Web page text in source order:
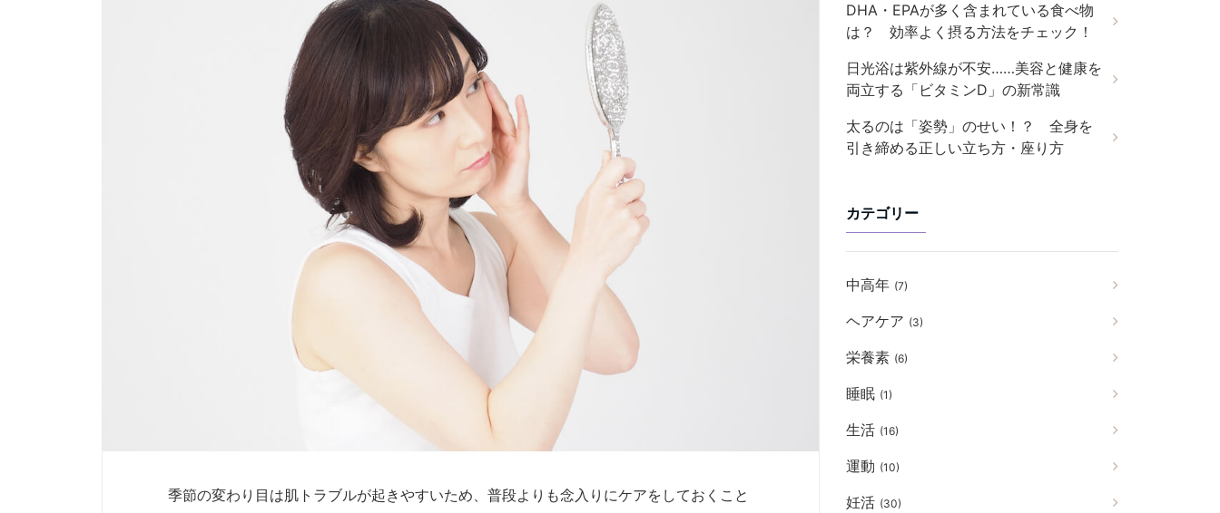
季節の変わり目は肌トラブルが起きやすいため、普段よりも念入りにケアをしておくこと
DHA・EPAが多く含まれている食べ物
は？ 効率よく摂る方法をチェック！
日光浴は紫外線が不安……美容と健康を
両立する「ビタミンD」の新常識
太るのは「姿勢」のせい！？ 全身を
引き締める正しい立ち方・座り方
カテゴリー
中高年 (7)
ヘアケア (3)
栄養素 (6)
睡眠 (1)
生活 (16)
運動 (10)
妊活 (30)